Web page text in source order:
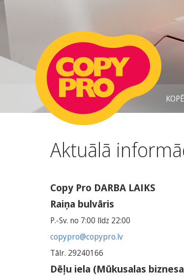
KOPĒ
Aktuālā
Copy Pro DARBA LAIKS
Raiņa bulvāris
P.-Sv. no 7:00 līdz 22:00
copypro@copypro.lv
Tālr. 29240166
Dēļu iela (Mūkusalas